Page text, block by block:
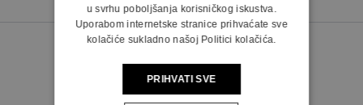
u svrhu poboljšanja korisničkog iskustva.
Uporabom internetske stranice prihvaćate sve
kolačiće sukladno našoj Politici kolačića.
PRIHVATI SVE